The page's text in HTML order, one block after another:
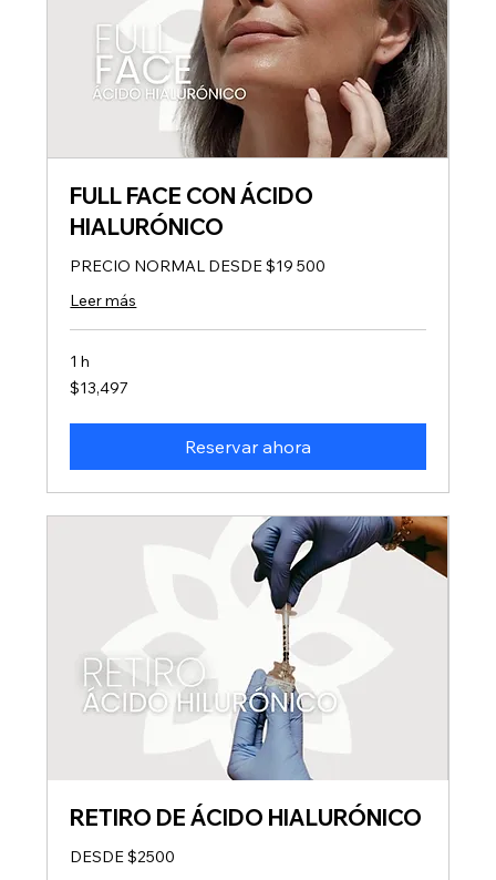
FULL FACE CON ÁCIDO
HIALURÓNICO
PRECIO NORMAL DESDE $19 500
Leer más
1 h
13,497
pesos
$13,497
Reservar ahora
RETIRO DE ÁCIDO HIALURÓNICO
DESDE $2500